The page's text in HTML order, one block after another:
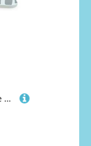
Done by Deer Elphee's Home Board Book Deer Friends